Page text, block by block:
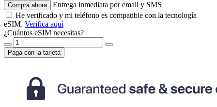
Compra ahora
Entrega inmediata por email y SMS
He verificado y mi teléfono es compatible con la tecnología
eSIM. Verifica aquí
¿Cuántos eSIM necesitas?
Paga con la tarjeta